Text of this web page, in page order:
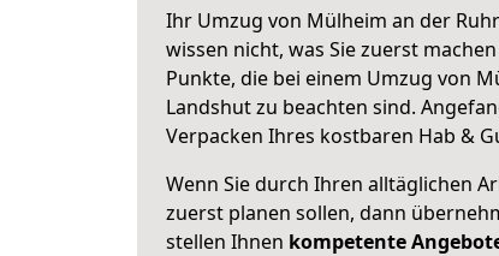
Ihr Umzug von Mülheim an der
wissen nicht, was Sie zuerst
Punkte, die bei einem Umzug von
Landshut zu beachten sind.
Verpacken Ihres kostbaren Hab &
Wenn Sie durch Ihren alltäglichen
zuerst planen sollen, dann
stellen Ihnen kompetente